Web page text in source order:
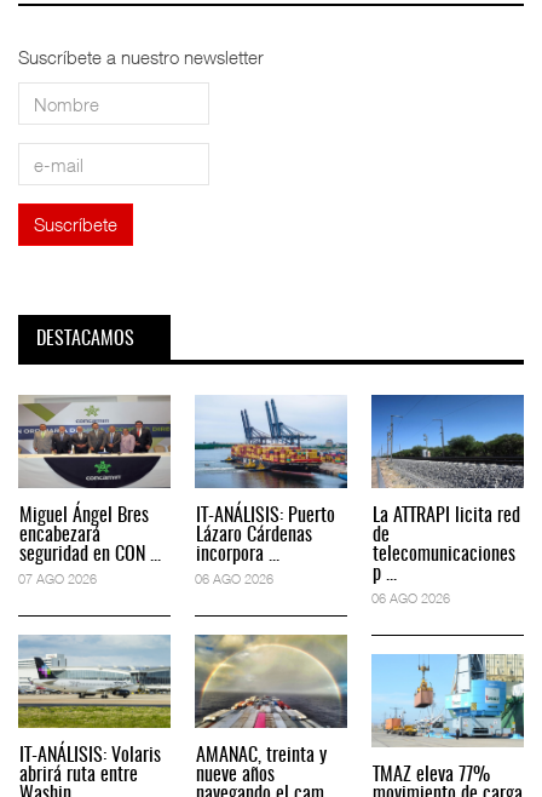
Suscríbete a nuestro newsletter
DESTACAMOS
Miguel Ángel Bres
encabezará
seguridad en CON ...
07 AGO 2026
IT-ANÁLISIS: Volaris
abrirá ruta entre
IT-ANÁLISIS: Puerto
Lázaro Cárdenas
incorpora ...
06 AGO 2026
AMANAC, treinta y
nueve años
La ATTRAPI licita red
de
telecomunicaciones
p ...
06 AGO 2026
TMAZ eleva 77%